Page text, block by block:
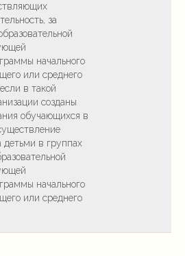
за
начального
или среднего
в такой
созданы
обучающихся в
детьми в группах
начального
или среднего